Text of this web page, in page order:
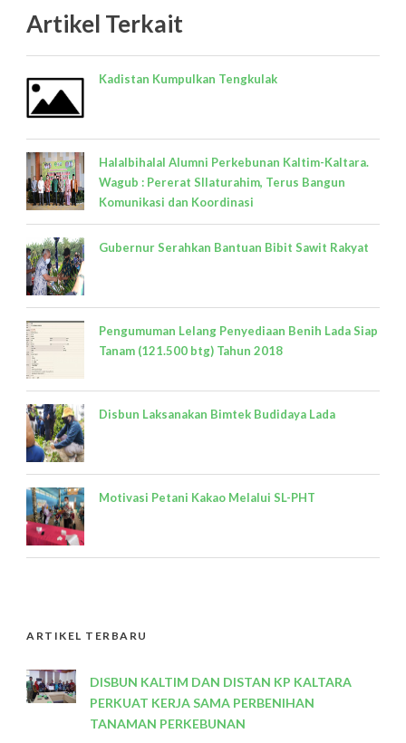
Artikel Terkait
Kadistan Kumpulkan Tengkulak
Halalbihalal Alumni Perkebunan Kaltim-Kaltara.
Wagub : Pererat SIlaturahim, Terus Bangun
Komunikasi dan Koordinasi
Gubernur Serahkan Bantuan Bibit Sawit Rakyat
Pengumuman Lelang Penyediaan Benih Lada Siap
Tanam (121.500 btg) Tahun 2018
Disbun Laksanakan Bimtek Budidaya Lada
Motivasi Petani Kakao Melalui SL-PHT
ARTIKEL TERBARU
DISBUN KALTIM DAN DISTAN KP KALTARA
PERKUAT KERJA SAMA PERBENIHAN
TANAMAN PERKEBUNAN